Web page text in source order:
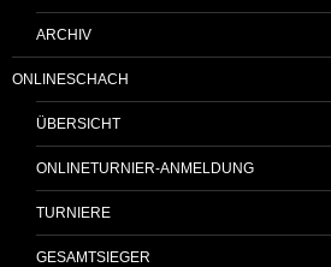
ARCHIV
ONLINESCHACH
ÜBERSICHT
ONLINETURNIER-ANMELDUNG
TURNIERE
GESAMTSIEGER